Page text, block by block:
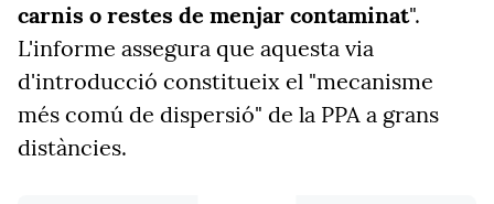
carnis o restes de menjar contaminat".
L'informe assegura que aquesta via
d'introducció constitueix el "mecanisme
més comú de dispersió" de la PPA a grans
distàncies.